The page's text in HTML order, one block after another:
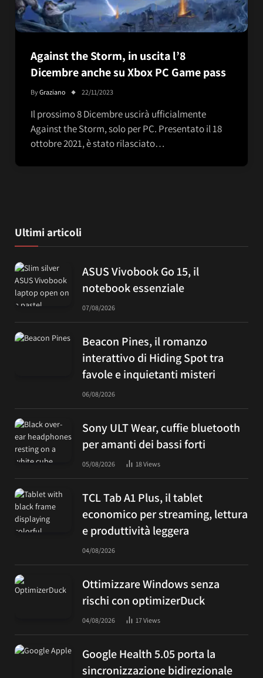
Against the Storm, in uscita l’8
Dicembre anche su Xbox PC Game pass
ByGraziano 22/11/2023
Il prossimo 8 Dicembre uscirà ufficialmente
Against the Storm, solo per PC. Presentato il 18
ottobre 2021, è stato rilasciato…
Ultimi articoli
ASUS Vivobook Go 15, il
notebook essenziale
07/08/2026
Beacon Pines, il romanzo
interattivo di Hiding Spot tra
favole e inquietanti misteri
06/08/2026
Sony ULT Wear, cuffie bluetooth
per amanti dei bassi forti
05/08/2026 18Views
TCL Tab A1 Plus, il tablet
economico per streaming, lettura
e produttività leggera
04/08/2026
Ottimizzare Windows senza
rischi con optimizerDuck
04/08/2026 17Views
Google Health 5.05 porta la
sincronizzazione bidirezionale